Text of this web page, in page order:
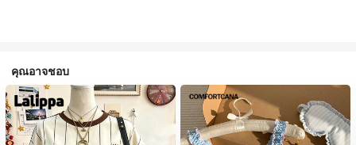
คุณอาจชอบ